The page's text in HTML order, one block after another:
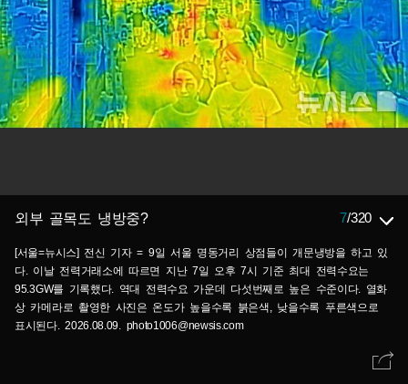
외부 골목도 냉방중? 7/320
[서울=뉴시스] 전신 기자 = 9일 서울 명동거리 상점들이 개문냉방을 하고 있
다. 이날 전력거래소에 따르면 지난 7일 오후 7시 기준 최대 전력수요는
95.3GW를 기록했다. 역대 전력수요 가운데 다섯번째로 높은 수준이다. 열화
상 카메라로 촬영한 사진은 온도가 높을수록 붉은색, 낮을수록 푸른색으로
표시된다. 2026.08.09. photo1006@newsis.com